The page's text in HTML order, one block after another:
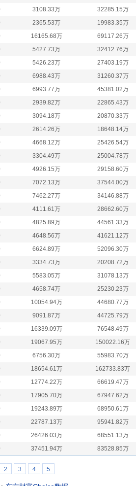
3108.33万 32285.15万
2365.53万 19983.35万
16165.68万 69117.26万
5427.73万 32412.76万
5426.23万 27403.19万
6988.43万 31260.37万
6993.77万 45381.02万
2939.82万 22865.43万
3094.18万 20870.33万
2614.26万 18648.14万
4668.12万 25426.54万
3304.49万 25004.78万
4926.15万 29158.60万
7072.13万 37544.00万
7462.27万 34146.88万
4111.61万 28662.60万
4825.89万 44561.33万
4648.56万 41621.12万
6624.89万 52096.30万
3334.73万 20208.72万
5583.05万 31078.13万
4658.74万 25230.23万
10054.94万 44680.77万
9091.87万 44725.79万
16339.09万 76548.49万
19067.95万 150022.16万
6756.30万 55983.70万
18654.61万 162733.83万
12774.22万 66619.47万
17905.70万 67947.62万
19243.89万 68950.61万
22787.13万 95941.82万
26426.03万 68551.13万
37451.94万 83528.85万
2 3 4 5